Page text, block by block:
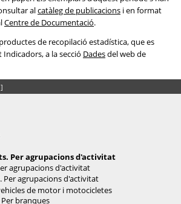
alcatàleg de publicacions i en format
Centre de Documentació.
de recopilació estadística, que es
a la secció Dadesdel web de
]
Per agrupacions d'activitat
agrupacions d'activitat
Per agrupacions d'activitat
de motor i motocicletes
branques